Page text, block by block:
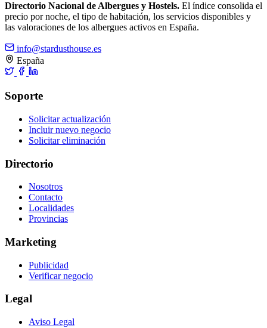
Directorio Nacional de Albergues y Hostels. El índice consolida el
precio por noche, el tipo de habitación, los servicios disponibles y
las valoraciones de los albergues activos en España.
info@stardusthouse.es
España
Soporte
Solicitar actualización
Incluir nuevo negocio
Solicitar eliminación
Directorio
Nosotros
Contacto
Localidades
Provincias
Marketing
Publicidad
Verificar negocio
Legal
Aviso Legal